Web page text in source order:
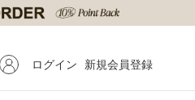
ログイン 新規会員登録